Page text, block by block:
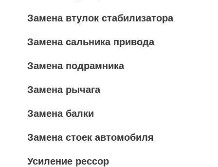
Замена втулок стабилизатора
Замена сальника привода
Замена подрамника
Замена рычага
Замена балки
Замена стоек автомобиля
Усиление рессор